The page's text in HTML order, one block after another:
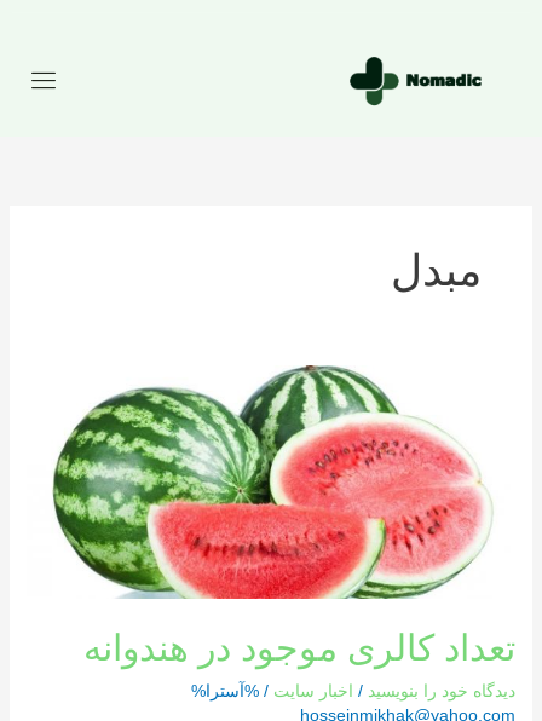
مبدل
تعداد کالری موجود در هندوانه
دیدگاه‌ خود را بنویسید / اخبار سایت / %آسترا%
hosseinmikhak@yahoo.com
هندوانه